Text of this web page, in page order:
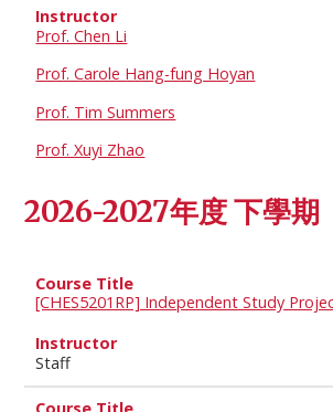
Prof. Chen Li
Prof. Carole Hang-fung Hoyan
Prof. Tim Summers
Prof. Xuyi Zhao
2026-2027年度 下學期
[CHES5201RP] Independent Study
Staff